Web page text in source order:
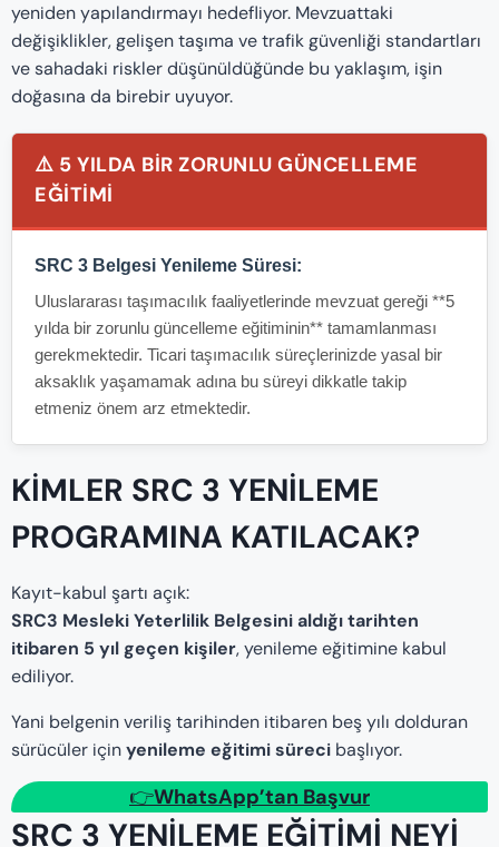
yeniden yapılandırmayı hedefliyor. Mevzuattaki
değişiklikler, gelişen taşıma ve trafik güvenliği standartları
ve sahadaki riskler düşünüldüğünde bu yaklaşım, işin
doğasına da birebir uyuyor.
⚠️ 5 YILDA BIR ZORUNLU GÜNCELLEME
EĞITIMI
SRC 3 Belgesi Yenileme Süresi:
Uluslararası taşımacılık faaliyetlerinde mevzuat gereği **5
yılda bir zorunlu güncelleme eğitiminin** tamamlanması
gerekmektedir. Ticari taşımacılık süreçlerinizde yasal bir
aksaklık yaşamamak adına bu süreyi dikkatle takip
etmeniz önem arz etmektedir.
KIMLER SRC 3 YENİLEME
PROGRAMINA KATILACAK?
Kayıt-kabul şartı açık:
SRC3 Mesleki Yeterlilik Belgesini aldığı tarihten
itibaren 5 yıl geçen kişiler, yenileme eğitimine kabul
ediliyor.
Yani belgenin veriliş tarihinden itibaren beş yılı dolduran
sürücüler içinyenileme eğitimi süreci başlıyor.
👉WhatsApp’tan Başvur
SRC 3 YENILEME EĞITIMI NEYI